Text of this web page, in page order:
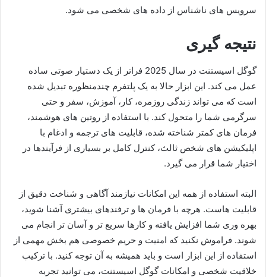
سرویس های ناشناس از داده های شخصی می شود.
نتیجه گیری
گوگل اسیستنت در سال 2025 فراتر از یک دستیار صوتی ساده
عمل می کند. این ابزار حالا به یک پلتفرم چندمنظوره تبدیل شده
است که می تواند زندگی روزمره، کار، آموزش، سفر و حتی
سرگرمی شما را متحول کند. با استفاده از روتین های هوشمند،
فرمان های کمتر شناخته شده، قابلیت های ترجمه و ادغام با
اپلیکیشن های شخص ثالث، کنترل کامل بر بسیاری از فرآیندها در
اختیار شما قرار می گیرد.
البته استفاده از همه این امکانات نیازمند آگاهی و شناخت دقیق از
قابلیت هاست. هرچه با فرمان ها و ترفندهای بیشتری آشنا شوید،
بهره وری شما افزایش یافته و کارها سریع تر و آسان تر انجام می
شوند. فراموش نکنید که امنیت و حریم خصوصی هم بخش مهمی از
استفاده از این ابزار است و باید همیشه به آن توجه کنید. با ترکیب
خلاقیت شخصی و امکانات گوگل اسیستنت، می توانید تجربه